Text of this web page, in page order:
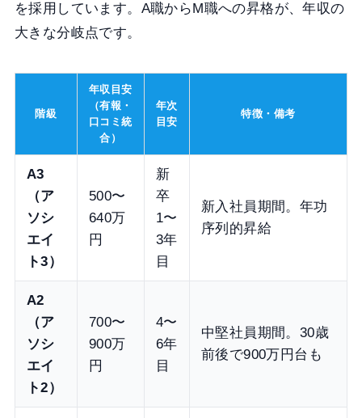
を採用しています。A職からM職への昇格が、年収の
大きな分岐点です。
階級
年収目安
（有報・
口コミ統
合）
年次
目安
特徴・備考
A3
（ア
ソシ
エイ
ト3）
500〜
640万
円
新
卒
1〜
3年
目
新入社員期間。年功
序列的昇給
A2
（ア
ソシ
エイ
ト2）
700〜
900万
円
4〜
6年
目
中堅社員期間。30歳
前後で900万円台も